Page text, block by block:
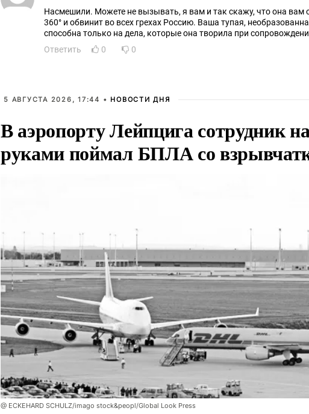
Насмешили. Можете не вызывать, я вам и так скажу, что она вам
360° и обвинит во всех грехах Россию. Ваша тупая,
способна только на дела, которые она творила при
Ответить
0 0
5 АВГУСТА 2026, 17:44 • НОВОСТИ ДНЯ
В аэропорту Лейпцига сотрудник
руками поймал БПЛА со
@ ECKEHARD SCHULZ/imago stock&peopl/Global Look Press